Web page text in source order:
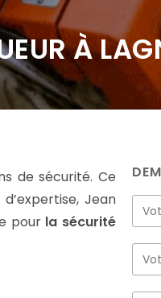
À
de sécurité. Ce
Jean
pour la sécurité